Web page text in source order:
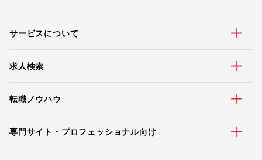
サービスについて
求人検索
転職ノウハウ
専門サイト・プロフェッショナル向け